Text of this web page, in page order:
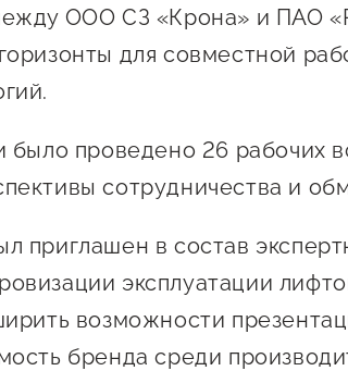
ООО СЗ «Крона» и ПАО
для совместной
было проведено 26 рабочих
сотрудничества и
приглашен в состав
эксплуатации
возможности
бренда среди